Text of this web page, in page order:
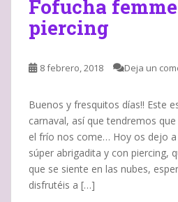
Fofucha
piercing
8 febrero, 2018 Deja un
Buenos y fresquitos días!! Este
carnaval, así que tendremos
el frío nos come… Hoy os dejo
súper abrigadita y con piercing,
que se siente en las nubes,
disfrutéis a […]